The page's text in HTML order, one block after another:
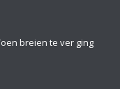
breien te ver ging